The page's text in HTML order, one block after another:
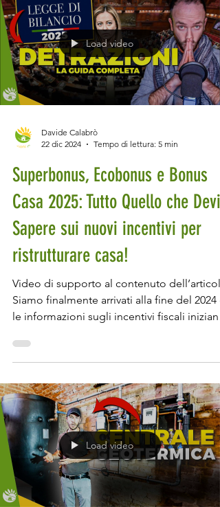
Load video
Davide Calabrò
22 dic 2024
Tempo di lettura: 5 min
Superbonus, Ecobonus e Bonus
Casa 2025: Tutto Quello che Devi
Sapere sui nuovi incentivi per
ristrutturare casa!
Video di supporto al contenuto
le informazioni sugli incentivi fiscali iniziano
ad essere un po' più chiare, anche se sono
ancora bozze di quella che poi sarà la
definitiva. Che tu stia pensando di
ristrutturare casa o abbia bisogno di
sostituire la caldaia, è fondamentale capire
come funzionano gli incentivi e le
fiscali per l'efficienza energetica e le
ristrutturazioni nel 2025. In questo articol
Load video